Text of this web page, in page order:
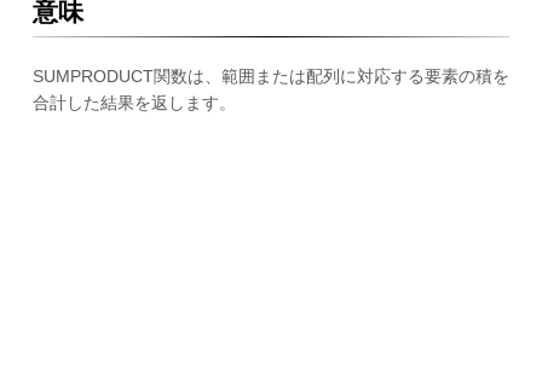
意味
SUMPRODUCT関数は、範囲または配列に対応する要素の積を
合計した結果を返します。